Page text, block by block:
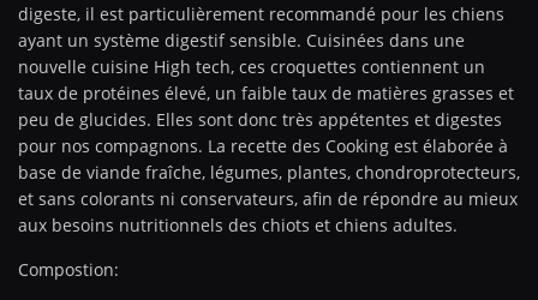
digeste, il est particulièrement recommandé pour les chiens
ayant un système digestif sensible. Cuisinées dans une
nouvelle cuisine High tech, ces croquettes contiennent un
taux de protéines élevé, un faible taux de matières grasses et
peu de glucides. Elles sont donc très appétentes et digestes
pour nos compagnons. La recette des Cooking est élaborée à
base de viande fraîche, légumes, plantes, chondroprotecteurs,
et sans colorants ni conservateurs, afin de répondre au mieux
aux besoins nutritionnels des chiots et chiens adultes.
Compostion: